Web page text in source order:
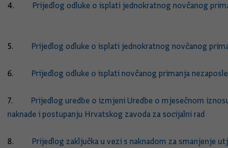
4. Prijedlog odluke o isplati jednokratnog novčanog
5. Prijedlog odluke o isplati jednokratnog novčanog
6. Prijedlog odluke o isplati novčanog primanja
7. Prijedlog uredbe o izmjeni Uredbe o mjesečnom
naknade i postupanju Hrvatskog zavoda za socijalni rad
8. Prijedlog zaključka u vezi s naknadom za smanjenje